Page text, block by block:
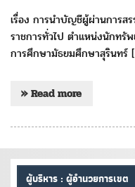
เรื่อง การนำบัญชีผู้ผ่านการส
ราชการทั่วไป ตำแหน่งนักท
การศึกษามัธยมศึกษาสุรินทร์
» Read more
ผู้บริหาร : ผู้อำนวยการเขต